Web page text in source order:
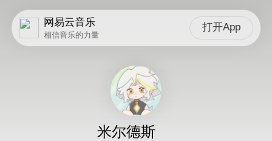
网易云音乐
相信音乐的力量
打开App
米尔德斯